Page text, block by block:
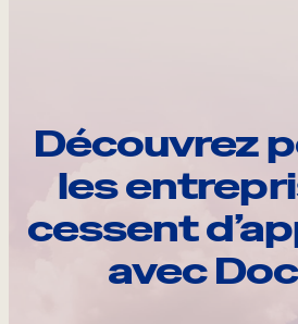
Découvrez
les
cessent
avec